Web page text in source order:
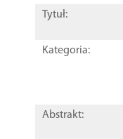
Tytuł:
Kategoria:
Abstrakt: